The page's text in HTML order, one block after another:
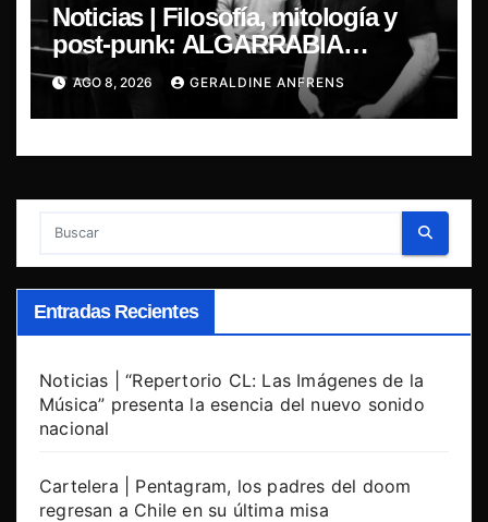
Noticias | Filosofía, mitología y
post-punk: ALGARRABIA
presenta “Cantos de Sirena”
AGO 8, 2026 GERALDINE ANFRENS
Entradas Recientes
Noticias | “Repertorio CL: Las Imágenes de la
Música” presenta la esencia del nuevo sonido
nacional
Cartelera | Pentagram, los padres del doom
regresan a Chile en su última misa